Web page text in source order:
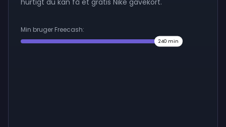
hurtigt du kan få et gratis Nike gavekort.
Min bruger Freecash:
240 min